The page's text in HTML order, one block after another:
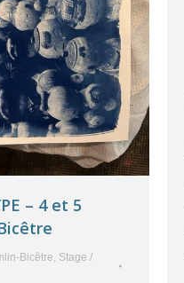
– 4 et 5
Bicêtre Stage /